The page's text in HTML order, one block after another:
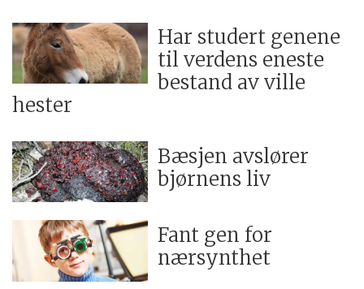
Har studert genene
til verdens eneste
bestand av ville
hester
Bæsjen avslører
bjørnens liv
Fant gen for
nærsynthet